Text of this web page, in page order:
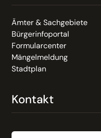
Ämter & Sachgebiete
Bürgerinfoportal
Formularcenter
Mängelmeldung
Stadtplan
Kontakt